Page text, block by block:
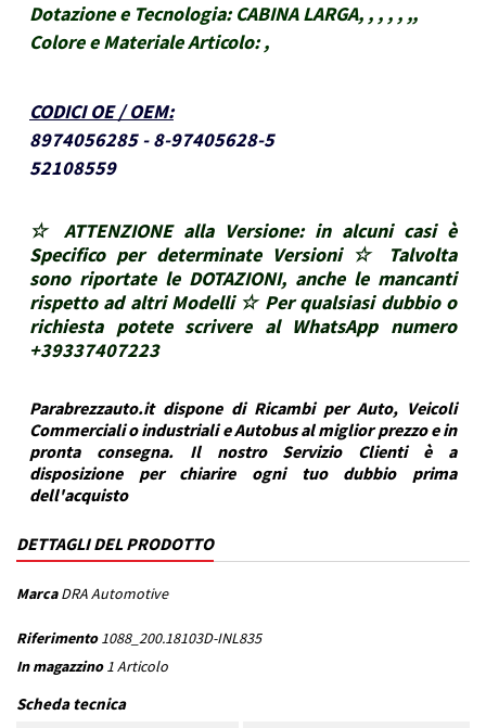
Dotazione e Tecnologia: CABINA LARGA, , , , , ,,
Colore e Materiale Articolo: ,
CODICI OE / OEM:
8974056285 - 8-97405628-5
52108559
☆ ATTENZIONE alla Versione: in alcuni casi è
Specifico per determinate Versioni ☆ Talvolta
sono riportate le DOTAZIONI, anche le mancanti
rispetto ad altri Modelli ☆ Per qualsiasi dubbio o
richiesta potete scrivere al WhatsApp numero
+39337407223
Parabrezzauto.it dispone di Ricambi per Auto, Veicoli
Commerciali o industriali e Autobus al miglior prezzo e in
pronta consegna. Il nostro Servizio Clienti è a
disposizione per chiarire ogni tuo dubbio prima
dell'acquisto
DETTAGLI DEL PRODOTTO
Marca DRA Automotive
Riferimento 1088_200.18103D-INL835
In magazzino 1 Articolo
Scheda tecnica